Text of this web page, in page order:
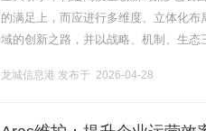
的满足上，而应进行多维度、立体化
域的创新之路，并以战略、机制、生
龙城信息港 发布于 2026-04-28